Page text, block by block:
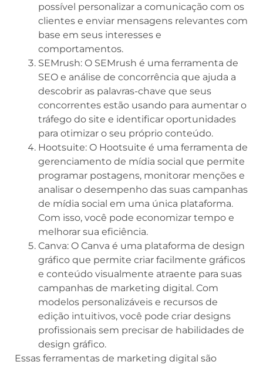
possível personalizar a comunicação com os
clientes e enviar mensagens relevantes com
base em seus interesses e
comportamentos.
SEMrush: O SEMrush é uma ferramenta de
SEO e análise de concorrência que ajuda a
descobrir as palavras-chave que seus
concorrentes estão usando para aumentar o
tráfego do site e identificar oportunidades
para otimizar o seu próprio conteúdo.
Hootsuite: O Hootsuite é uma ferramenta de
gerenciamento de mídia social que permite
programar postagens, monitorar menções e
analisar o desempenho das suas campanhas
de mídia social em uma única plataforma.
Com isso, você pode economizar tempo e
melhorar sua eficiência.
Canva: O Canva é uma plataforma de design
gráfico que permite criar facilmente gráficos
e conteúdo visualmente atraente para suas
campanhas de marketing digital. Com
modelos personalizáveis e recursos de
edição intuitivos, você pode criar designs
profissionais sem precisar de habilidades de
design gráfico.
Essas ferramentas de marketing digital são